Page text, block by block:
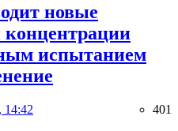
новые
испытанием
14:42 401